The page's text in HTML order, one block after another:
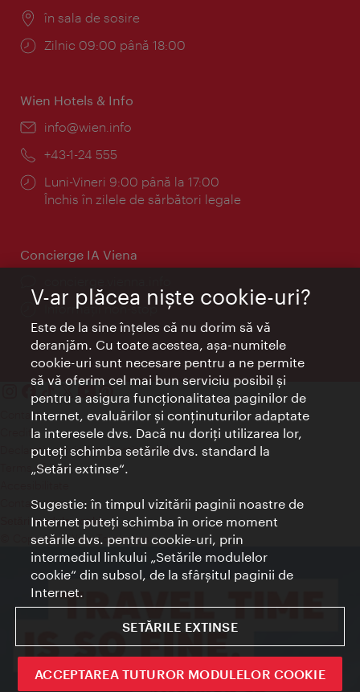
Locul:
în sala de sosire
Program:
Zilnic 09:00 până 18:00
Wien Hotels & Info
E-
info@wien.info
Telefon:
+43-1-24 555
Program:
Luni-Vineri 9:00 până la 17:00
Închis în zilele de sărbători legale
Concierge IA Viena
Informații non-stop
Contact
Credits
Declaraţie privind protecţia datelor
Terms of Use
Contact presa
Setări module cookie
© Copyright Wien Tourismus
V-ar plăcea nişte cookie-uri?
Este de la sine înţeles că nu dorim să vă
deranjăm. Cu toate acestea, aşa-numitele
cookie-uri sunt necesare pentru a ne permite
să vă oferim cel mai bun serviciu posibil şi
pentru a asigura funcţionalitatea paginilor de
Internet, evaluărilor şi conţinuturilor adaptate
la interesele dvs. Dacă nu doriţi utilizarea lor,
puteţi schimba setările dvs. standard la
„Setări extinse“.
Sugestie: în timpul vizitării paginii noastre de
Internet puteţi schimba în orice moment
setările dvs. pentru cookie-uri, prin
intermediul linkului „Setările modulelor
cookie“ din subsol, de la sfârşitul paginii de
Internet.
SETĂRILE EXTINSE
ACCEPTAREA TUTUROR MODULELOR COOKIE